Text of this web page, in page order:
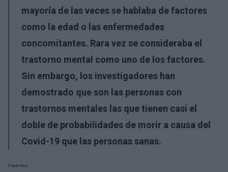
mayoría de las veces se hablaba de factores
como la edad o las enfermedades
concomitantes. Rara vez se consideraba el
trastorno mental como uno de los factores.
Sin embargo, los investigadores han
demostrado que son las personas con
trastornos mentales las que tienen casi el
doble de probabilidades de morir a causa del
Covid-19 que las personas sanas.
Publicidad: